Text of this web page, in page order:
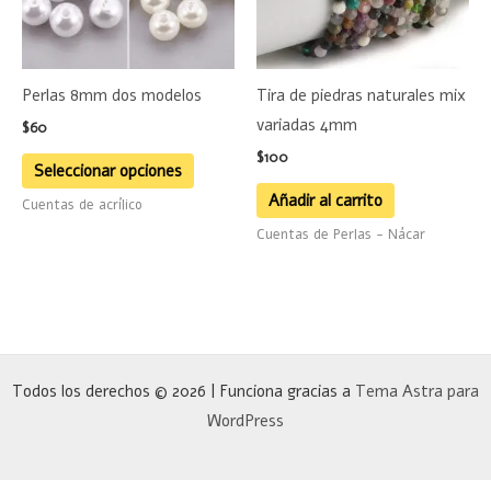
Perlas 8mm dos modelos
$60
Seleccionar opciones
Las
opciones
se
pueden
la
Cuentas de acrílico
Tira de piedras naturales mix
variadas 4mm
$100
Añadir al carrito
Cuentas de Perlas - Nácar
Todos los derechos © 2026 | Funciona gracias a Tema Astra para
WordPress